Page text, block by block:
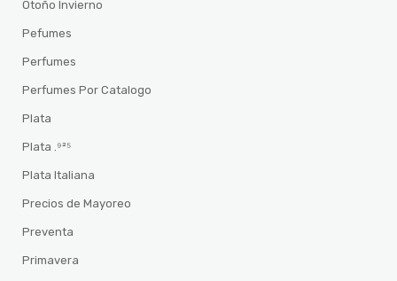
Otoño Invierno
Pefumes
Perfumes
Perfumes Por Catalogo
Plata
Plata .⁹²⁵
Plata Italiana
Precios de Mayoreo
Preventa
Primavera